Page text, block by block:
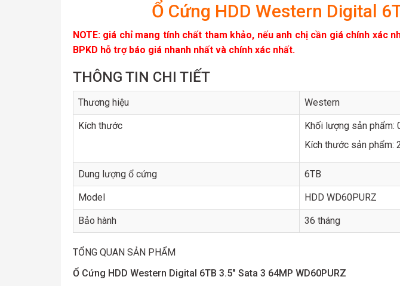
Ổ Cứng HDD Western Digital
NOTE: giá chỉ mang tính chất tham khảo, nếu anh chị cần giá chính
BPKD hỗ trợ báo giá nhanh nhất và chính xác nhất.
THÔNG TIN CHI TIẾT
Thương hiệu Western
Kích thước
Khối lượng sản phẩm:
Kích thước sản phẩm:
Dung lượng ổ cứng 6TB
Model HDD WD60PURZ
Bảo hành 36 tháng
TỔNG QUAN SẢN PHẨM
Ổ Cứng HDD Western Digital 6TB 3.5″ Sata 3 64MP WD60PURZ